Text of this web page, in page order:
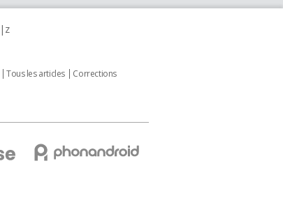
z
Tous les articles
Corrections